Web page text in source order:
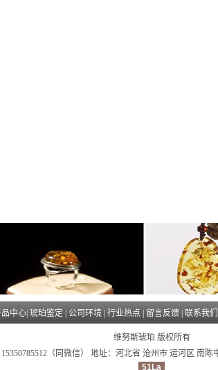
品中心 琥珀鉴定 公司环境 行业热点 留言反馈 联系我们
维努斯琥珀 版权所有
（同微信） 地址：河北省 沧州市 运河区 南
51La